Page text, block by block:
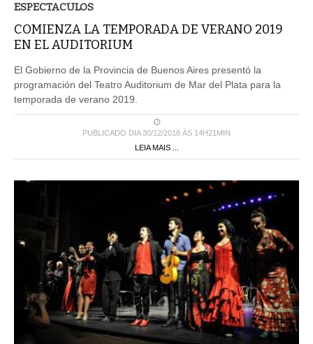
ESPECTACULOS
COMIENZA LA TEMPORADA DE VERANO 2019
EN EL AUDITORIUM
El Gobierno de la Provincia de Buenos Aires presentó la
programación del Teatro Auditorium de Mar del Plata para la
temporada de verano 2019.
PUBLICADO DIA 30/12/2018 ÀS 14H21MIN
LEIA MAIS ...